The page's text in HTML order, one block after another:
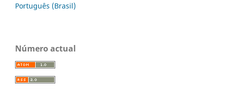
Português (Brasil)
Número actual